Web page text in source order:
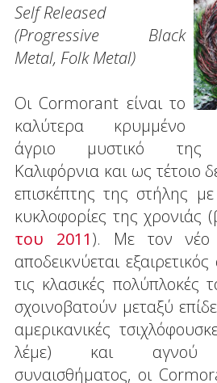
Self Released
(Progressive Black
Metal, Folk Metal)
Οι Cormorant είναι το
καλύτερα κρυμμένο
άγριο μυστικό της
Καλιφόρνια και ως τέτοιο
επισκέπτης της στήλης
κυκλοφορίες της χρονιάς
του 2011). Με τον νέο
αποδεικνύεται
τις κλασικές πολύπλοκές
σχοινοβατούν μεταξύ
αμερικανικές
λέμε) και αγνού
συναισθήματος, οι